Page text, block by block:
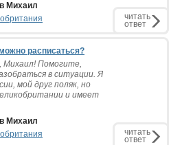
Михаил
читать
ответ
расписаться?
Михаил! Помогите,
в ситуации. Я
мой друг поляк, но
и имеет
Михаил
читать
ответ